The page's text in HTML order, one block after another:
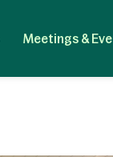
Meetings &